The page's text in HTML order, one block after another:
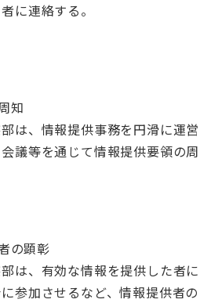
に連絡する。
知
は、情報提供事務を円滑に運営
議等を通じて情報提供要領の周
の顕彰
は、有効な情報を提供した者に
参加させるなど、情報提供者の